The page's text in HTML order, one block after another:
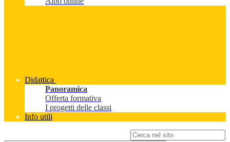
Didattica
Panoramica
Offerta formativa
I progetti delle classi
Info utili